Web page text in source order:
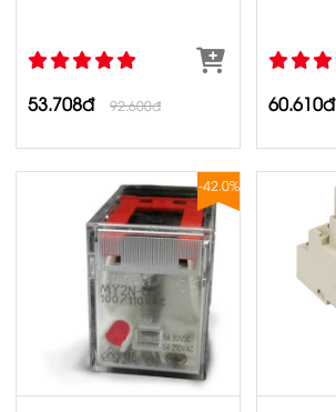
53.708đ 92.600đ 60.610đ
-42.0%